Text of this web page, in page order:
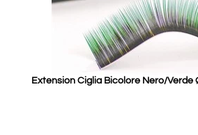
Extension Ciglia Bicolore Nero/Verde